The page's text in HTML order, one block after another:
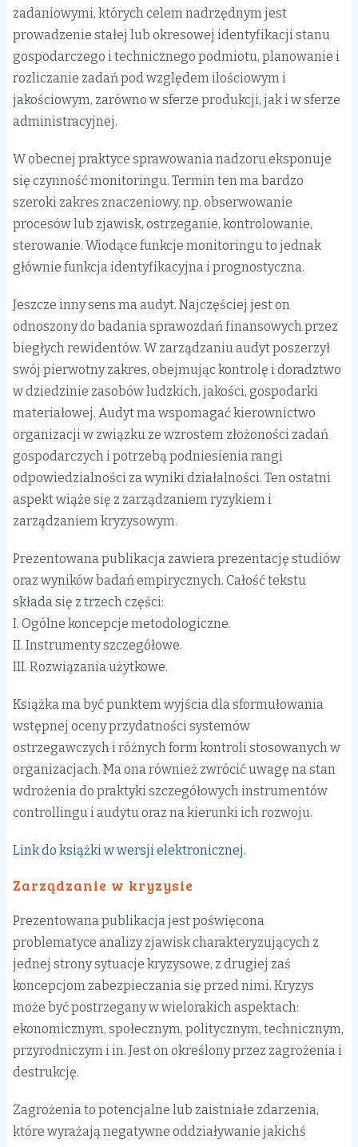
zadaniowymi, których celem nadrzędnym jest
prowadzenie stałej lub okresowej identyfikacji stanu
gospodarczego i technicznego podmiotu, planowanie i
rozliczanie zadań pod względem ilościowym i
jakościowym, zarówno w sferze produkcji, jak i w sferze
administracyjnej.
W obecnej praktyce sprawowania nadzoru eksponuje
się czynność monitoringu. Termin ten ma bardzo
szeroki zakres znaczeniowy, np. obserwowanie
procesów lub zjawisk, ostrzeganie, kontrolowanie,
sterowanie. Wiodące funkcje monitoringu to jednak
głównie funkcja identyfikacyjna i prognostyczna.
Jeszcze inny sens ma audyt. Najczęściej jest on
odnoszony do badania sprawozdań finansowych przez
biegłych rewidentów. W zarządzaniu audyt poszerzył
swój pierwotny zakres, obejmując kontrolę i doradztwo
w dziedzinie zasobów ludzkich, jakości, gospodarki
materiałowej. Audyt ma wspomagać kierownictwo
organizacji w związku ze wzrostem złożoności zadań
gospodarczych i potrzebą podniesienia rangi
odpowiedzialności za wyniki działalności. Ten ostatni
aspekt wiąże się z zarządzaniem ryzykiem i
zarządzaniem kryzysowym.
Prezentowana publikacja zawiera prezentację studiów
oraz wyników badań empirycznych. Całość tekstu
składa się z trzech części:
I. Ogólne koncepcje metodologiczne.
II. Instrumenty szczegółowe.
III. Rozwiązania użytkowe.
Książka ma być punktem wyjścia dla sformułowania
wstępnej oceny przydatności systemów
ostrzegawczych i różnych form kontroli stosowanych w
organizacjach. Ma ona również zwrócić uwagę na stan
wdrożenia do praktyki szczegółowych instrumentów
controllingu i audytu oraz na kierunki ich rozwoju.
Link do książki w wersji elektronicznej.
Zarządzanie w kryzysie
Prezentowana publikacja jest poświęcona
problematyce analizy zjawisk charakteryzujących z
jednej strony sytuacje kryzysowe, z drugiej zaś
koncepcjom zabezpieczania się przed nimi. Kryzys
może być postrzegany w wielorakich aspektach:
ekonomicznym, społecznym, politycznym, technicznym,
przyrodniczym i in. Jest on określony przez zagrożenia i
destrukcję.
Zagrożenia to potencjalne lub zaistniałe zdarzenia,
które wyrażają negatywne oddziaływanie jakichś